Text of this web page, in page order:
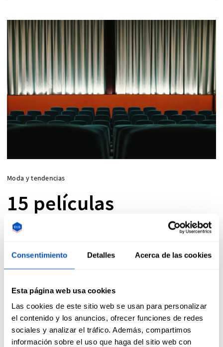
Consentimiento Detalles Acerca de las cookies
Esta página web usa cookies
Las cookies de este sitio web se usan para personalizar
el contenido y los anuncios, ofrecer funciones de redes
sociales y analizar el tráfico. Además, compartimos
información sobre el uso que haga del sitio web con
Moda y tendencias
15 películas
imprescindibles
relacionadas con el
mundo de la moda
¿Buscas una película de una diseñador ficticio,
una modelo o vestimenta innovadora? Hemos